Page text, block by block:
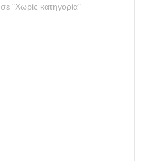
σε "Χωρίς κατηγορία"